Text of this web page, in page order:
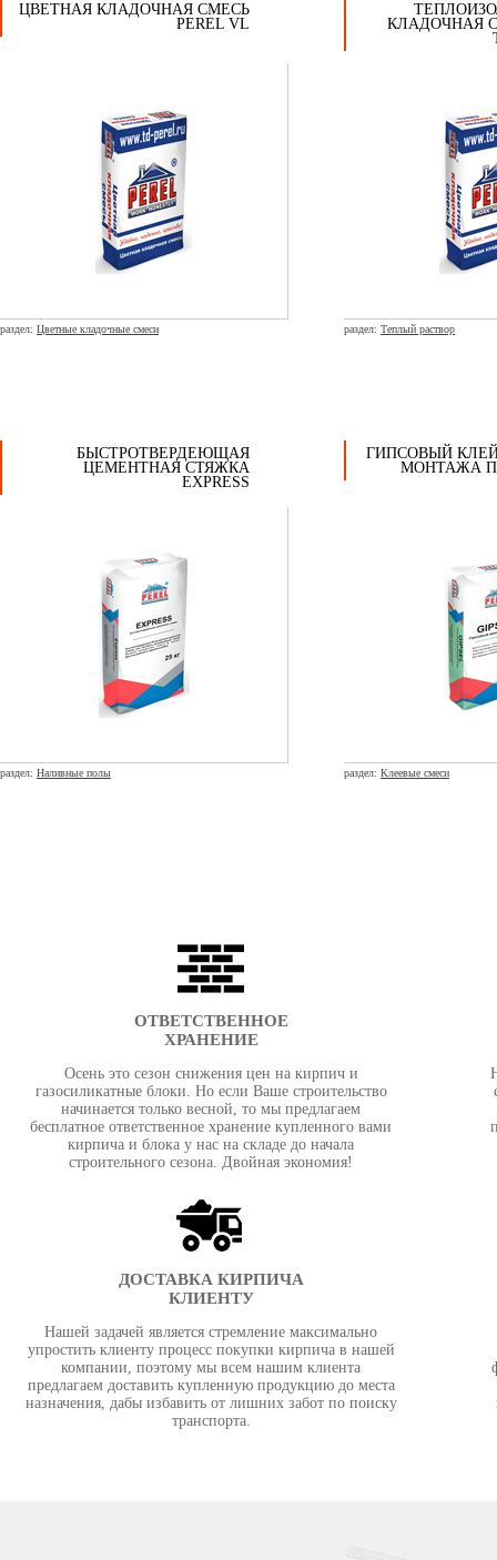
ЦВЕТНАЯ КЛАДОЧНАЯ СМЕСЬ
PEREL VL
раздел: Цветные кладочные смеси
КЛАДОЧНАЯ
раздел: Теплый раствор
БЫСТРОТВЕРДЕЮЩАЯ
ЦЕМЕНТНАЯ СТЯЖКА
EXPRESS
раздел: Наливные полы
ГИПСОВЫЙ КЛЕЙ
МОНТАЖА
раздел: Клеевые смеси
ОТВЕТСТВЕННОЕ
ХРАНЕНИЕ
Осень это сезон снижения цен на кирпич и
газосиликатные блоки. Но если Ваше строительство
начинается только весной, то мы предлагаем
бесплатное ответственное хранение купленного вами
кирпича и блока у нас на складе до начала
строительного сезона. Двойная экономия!
ДОСТАВКА КИРПИЧА
КЛИЕНТУ
Нашей задачей является стремление максимально
упростить клиенту процесс покупки кирпича в нашей
компании, поэтому мы всем нашим клиента
предлагаем доставить купленную продукцию до места
назначения, дабы избавить от лишних забот по поиску
транспорта.